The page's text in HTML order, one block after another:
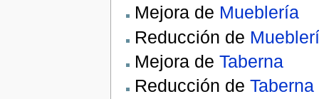
Mejora de Mueblería
Reducción de
Mejora de Taberna
Reducción de Taberna